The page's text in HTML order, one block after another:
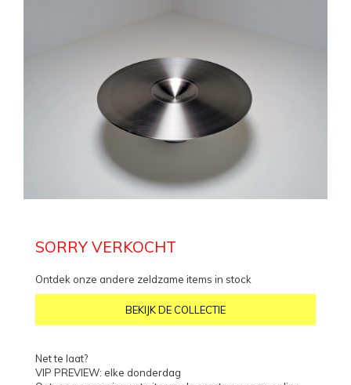
SORRY VERKOCHT
Ontdek onze andere zeldzame items in stock
BEKIJK DE COLLECTIE
Net te laat?
VIP PREVIEW: elke donderdag